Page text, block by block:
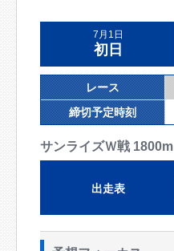
7月1日
初日
レース
締切予定時刻
サンライズＷ戦 1800m
出走表